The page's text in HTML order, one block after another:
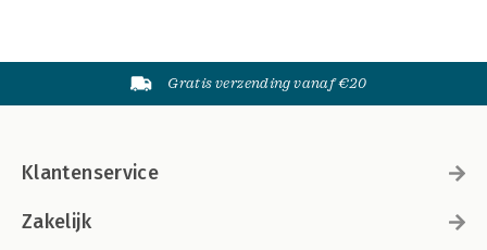
Gratis verzending vanaf €20
Klantenservice
Zakelijk